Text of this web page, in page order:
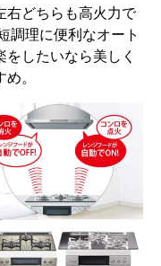
右どちらも高火力で
調理に便利なオート
したいなら美しく
。